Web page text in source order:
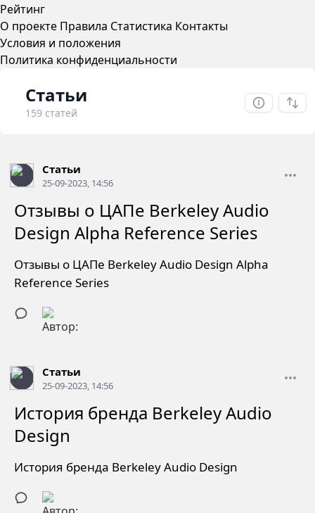
Рейтинг
О проекте Правила Статистика Контакты
Условия и положения
Политика конфиденциальности
Статьи
159 статей
Статьи
25-09-2023, 14:56
Отзывы о ЦАПе Berkeley Audio
Design Alpha Reference Series
Отзывы о ЦАПе Berkeley Audio Design Alpha
Reference Series
Статьи
25-09-2023, 14:56
История бренда Berkeley Audio
Design
История бренда Berkeley Audio Design